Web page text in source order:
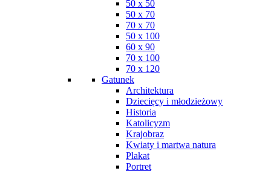
50 x 50
50 x 70
70 x 70
50 x 100
60 x 90
70 x 100
70 x 120
Gatunek
Architektura
Dziecięcy i młodzieżowy
Historia
Katolicyzm
Krajobraz
Kwiaty i martwa natura
Plakat
Portret